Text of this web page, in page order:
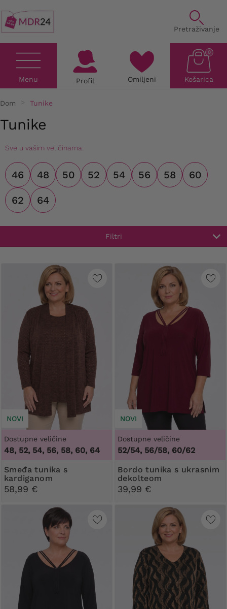
Pretraživanje
Menu Profil Omiljeni Košarica
0
Dom Tunike
Tunike
Sve u vašim veličinama:
46 48 50 52 54 56 58 60
62 64
Filtri
NOVI
Dostupne veličine
48, 52, 54, 56, 58, 60, 64
Smeđa tunika s
kardiganom
58,99 €
NOVI
Dostupne veličine
52/54, 56/58, 60/62
Bordo tunika s ukrasnim
dekolteom
39,99 €